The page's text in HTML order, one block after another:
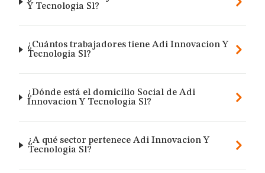
Y Tecnologia Sl?
¿Cuántos trabajadores tiene Adi Innovacion Y
Tecnologia Sl?
¿Dónde está el domicilio Social de Adi
Innovacion Y Tecnologia Sl?
¿A qué sector pertenece Adi Innovacion Y
Tecnologia Sl?